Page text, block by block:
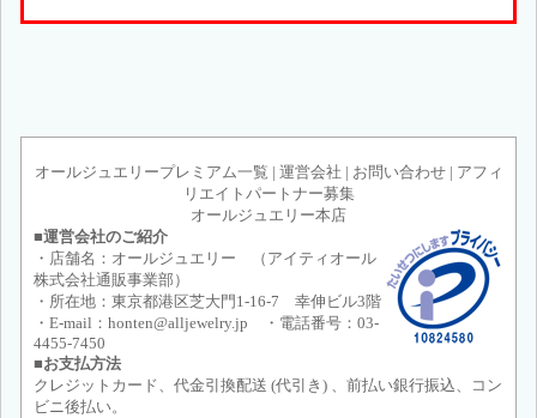
オールジュエリープレミアム一覧 | 運営会社 | お問い合わせ| アフィ
リエイトパートナー募集
オールジュエリー本店
■運営会社のご紹介
・店舗名：オールジュエリー （アイティオール
株式会社通販事業部）
・所在地：東京都港区芝大門1-16-7 幸伸ビル3階
・E-mail：honten@alljewelry.jp ・電話番号：03-
4455-7450
■お支払方法
クレジットカード、代金引換配送 (代引き) 、前払い銀行振込、コン
ビニ後払い。